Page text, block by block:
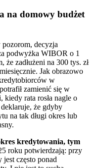
na domowy budżet
decyzja
podwyżka WIBOR o 1
zadłużeni na 300 tys. zł
Jak obrazowo
w
zamienić się w
rata rosła nagle o
że gdyby
na tak długi okres lub
kredytowania, tym
roku potwierdzają: przy
jest często ponad